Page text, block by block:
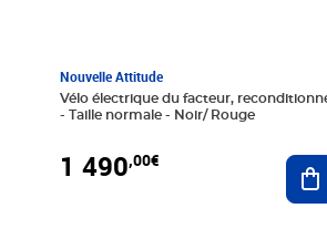
Nouvelle Attitude
Vélo électrique du facteur,
- Taille normale - Noir/ Rouge
1 490,00€